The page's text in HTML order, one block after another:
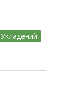
Укладений